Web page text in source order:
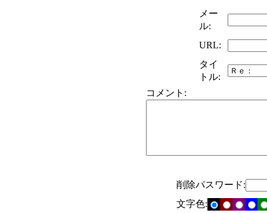
メー
ル:
URL:
タイ
トル:
コメント:
削除パスワード:
文字色: